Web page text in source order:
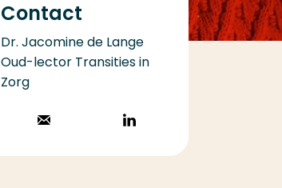
Contact
Dr. Jacomine de Lange
Oud-lector Transities in
Zorg
Stuur een email
LinkedIn